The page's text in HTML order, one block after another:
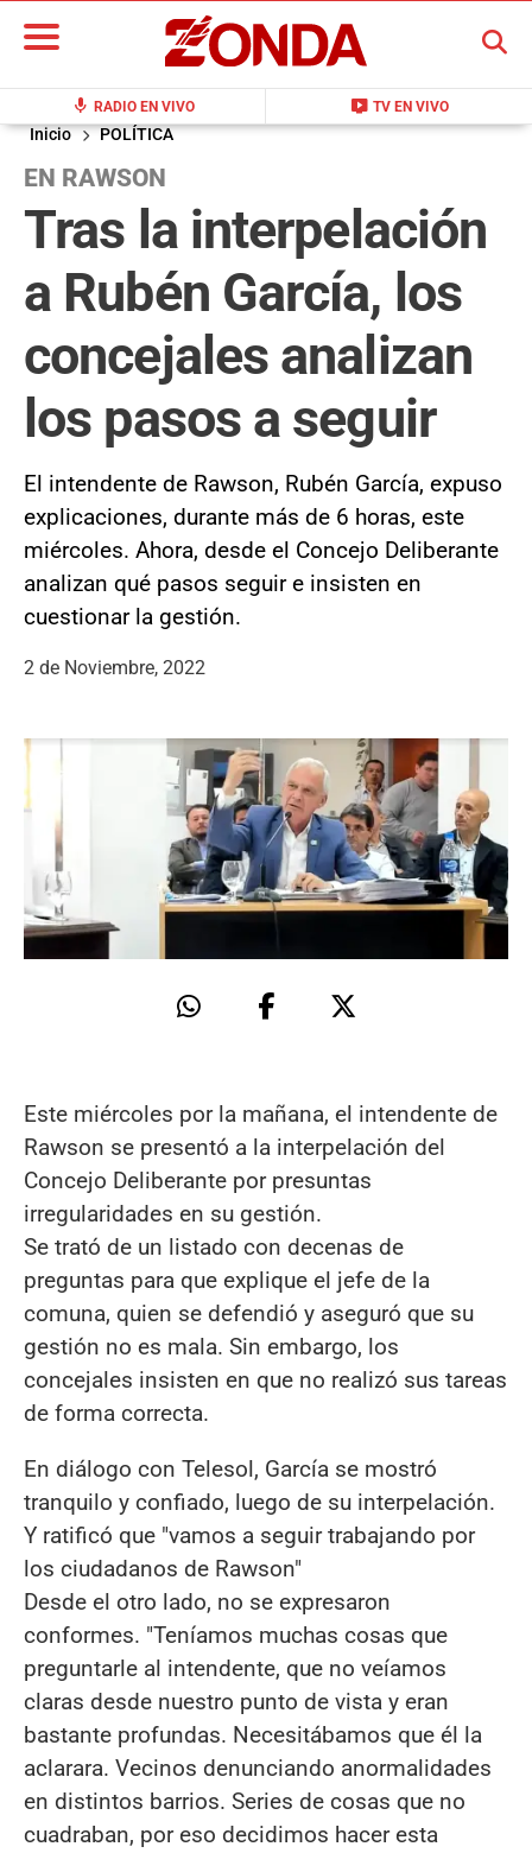
mic RADIO EN VIVO live_tv TV EN VIVO
BUSCAR
Inicio POLÍTICA
EN RAWSON
Tras la interpelación
a Rubén García, los
concejales analizan
los pasos a seguir
El intendente de Rawson, Rubén García, expuso
explicaciones, durante más de 6 horas, este
miércoles. Ahora, desde el Concejo Deliberante
analizan qué pasos seguir e insisten en
cuestionar la gestión.
2 de Noviembre, 2022
Este miércoles por la mañana, el intendente de
Rawson se presentó a la interpelación del
Concejo Deliberante por presuntas
irregularidades en su gestión.
Se trató de un listado con decenas de
preguntas para que explique el jefe de la
comuna, quien se defendió y aseguró que su
gestión no es mala. Sin embargo, los
concejales insisten en que no realizó sus tareas
de forma correcta.
En diálogo con Telesol, García se mostró
tranquilo y confiado, luego de su interpelación.
Y ratificó que "vamos a seguir trabajando por
los ciudadanos de Rawson"
Desde el otro lado, no se expresaron
conformes. "Teníamos muchas cosas que
preguntarle al intendente, que no veíamos
claras desde nuestro punto de vista y eran
bastante profundas. Necesitábamos que él la
aclarara. Vecinos denunciando anormalidades
en distintos barrios. Series de cosas que no
cuadraban, por eso decidimos hacer esta